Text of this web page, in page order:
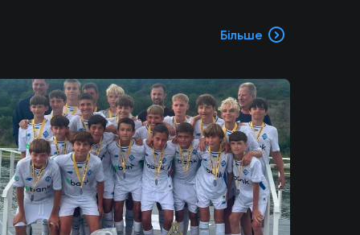
Більше